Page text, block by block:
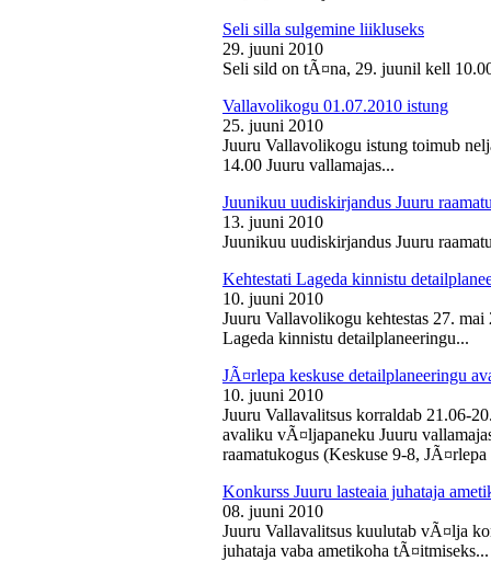
Seli silla sulgemine liikluseks
29. juuni 2010
Seli sild on tÃ¤na, 29. juunil kell
Vallavolikogu 01.07.2010 istung
25. juuni 2010
Juuru Vallavolikogu istung toimub
14.00 Juuru vallamajas...
Juunikuu uudiskirjandus Juuru
13. juuni 2010
Juunikuu uudiskirjandus Juuru
Kehtestati Lageda kinnistu
10. juuni 2010
Juuru Vallavolikogu kehtestas 27.
Lageda kinnistu detailplaneeringu...
JÃ¤rlepa keskuse detailplaneeringu
10. juuni 2010
Juuru Vallavalitsus korraldab 21.06-
avaliku vÃ¤ljapaneku Juuru
raamatukogus (Keskuse 9-8,
Konkurss Juuru lasteaia juhataja
08. juuni 2010
Juuru Vallavalitsus kuulutab vÃ¤lja
juhataja vaba ametikoha tÃ¤itmiseks...